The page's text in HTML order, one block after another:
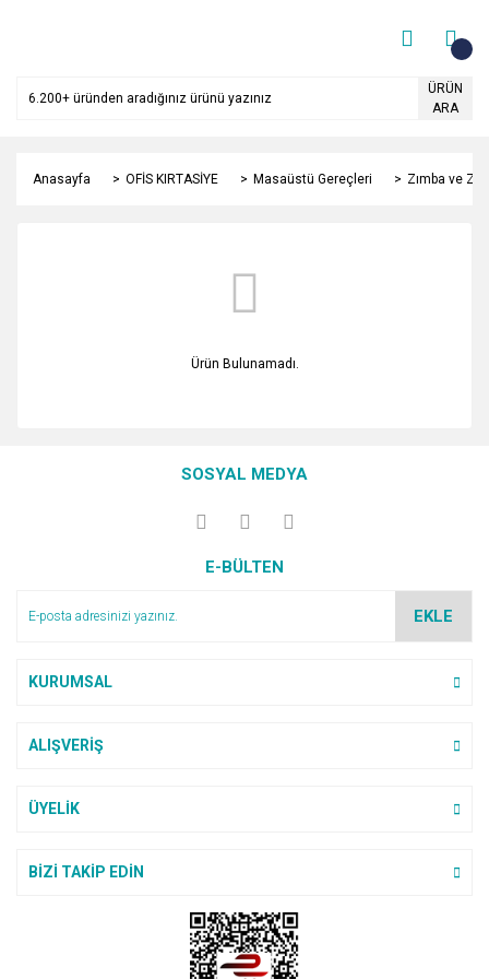
ÜRÜN
ARA
Anasayfa OFİS KIRTASİYE Masaüstü Gereçleri Zımba ve
Ürün Bulunamadı.
SOSYAL MEDYA
E-BÜLTEN
EKLE
KURUMSAL
ALIŞVERİŞ
ÜYELİK
BİZİ TAKİP EDİN